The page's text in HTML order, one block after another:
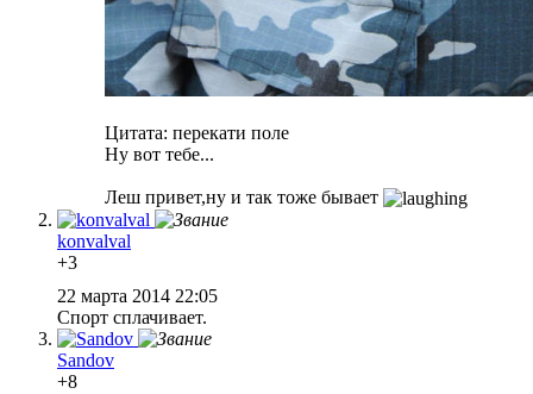
Цитата: перекати поле
Ну вот тебе...
Леш привет,ну и так тоже бывает
konvalval
+3
22 марта 2014 22:05
Спорт сплачивает.
Sandov
+8